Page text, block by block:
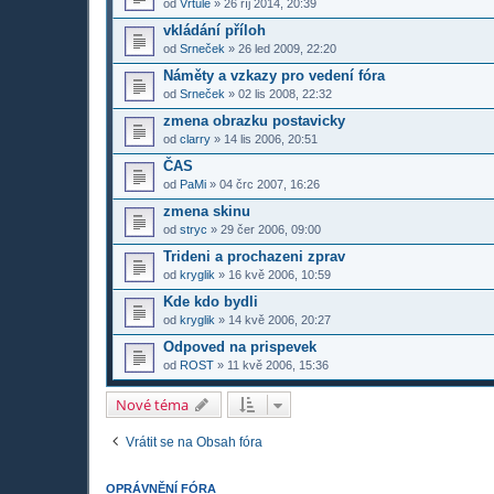
od Vrtule » 26 říj 2014, 20:39
vkládání příloh
od Srneček » 26 led 2009, 22:20
Náměty a vzkazy pro vedení fóra
od Srneček » 02 lis 2008, 22:32
zmena obrazku postavicky
od clarry » 14 lis 2006, 20:51
ČAS
od PaMi » 04 črc 2007, 16:26
zmena skinu
od stryc » 29 čer 2006, 09:00
Trideni a prochazeni zprav
od kryglik » 16 kvě 2006, 10:59
Kde kdo bydli
od kryglik » 14 kvě 2006, 20:27
Odpoved na prispevek
od ROST » 11 kvě 2006, 15:36
Nové téma
Vrátit se na Obsah fóra
OPRÁVNĚNÍ FÓRA